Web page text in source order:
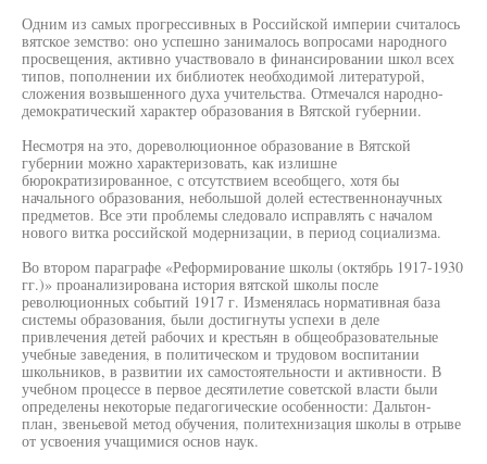
Одним из самых прогрессивных в Российской империи считалось
вятское земство: оно успешно занималось вопросами народного
просвещения, активно участвовало в финансировании школ всех
типов, пополнении их библиотек необходимой литературой,
сложения возвышенного духа учительства. Отмечался народно-
демократический характер образования в Вятской губернии.
Несмотря на это, дореволюционное образование в Вятской
губернии можно характеризовать, как излишне
бюрократизированное, с отсутствием всеобщего, хотя бы
начального образования, небольшой долей естественнонаучных
предметов. Все эти проблемы следовало исправлять с началом
нового витка российской модернизации, в период социализма.
Во втором параграфе «Реформирование школы (октябрь 1917-1930
гг.)» проанализирована история вятской школы после
революционных событий 1917 г. Изменялась нормативная база
системы образования, были достигнуты успехи в деле
привлечения детей рабочих и крестьян в общеобразовательные
учебные заведения, в политическом и трудовом воспитании
школьников, в развитии их самостоятельности и активности. В
учебном процессе в первое десятилетие советской власти были
определены некоторые педагогические особенности: Дальтон-
план, звеньевой метод обучения, политехнизация школы в отрыве
от усвоения учащимися основ наук.